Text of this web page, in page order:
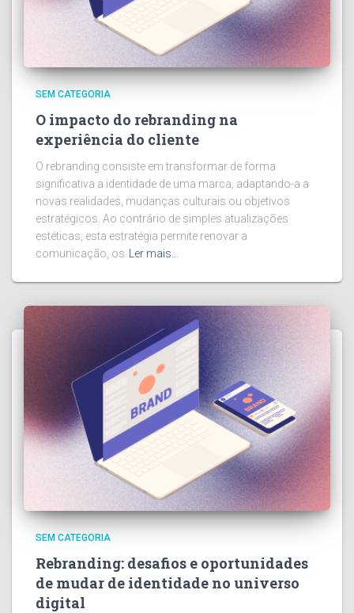
SEM CATEGORIA
O impacto do rebranding na
experiência do cliente
O rebranding consiste em transformar de forma
significativa a identidade de uma marca, adaptando-a a
novas realidades, mudanças culturais ou objetivos
estratégicos. Ao contrário de simples atualizações
estéticas, esta estratégia permite renovar a
comunicação, os
Ler mais…
SEM CATEGORIA
Rebranding: desafios e oportunidades
de mudar de identidade no universo
digital